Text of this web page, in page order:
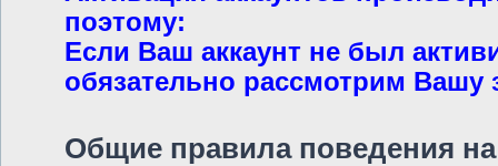
поэтому:
Если Ваш аккаунт не был
обязательно рассмотрим Вашу
Общие правила поведения на